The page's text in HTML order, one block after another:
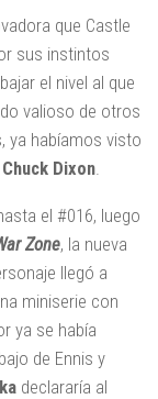
que Castle
sus instintos
el nivel al que
valioso de otros
ya habíamos visto
Chuck Dixon
el #016, luego
Zone, la nueva
llegó a
miniserie con
ya se había
de Ennis y
declararía al